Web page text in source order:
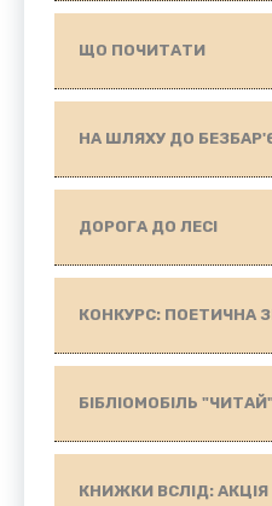
ЩО ПОЧИТАТИ
НА ШЛЯХУ ДО
ДОРОГА ДО ЛЕСІ
КОНКУРС: ПОЕТИЧНА
БІБЛІОМОБІЛЬ
КНИЖКИ ВСЛІД: АКЦІЯ